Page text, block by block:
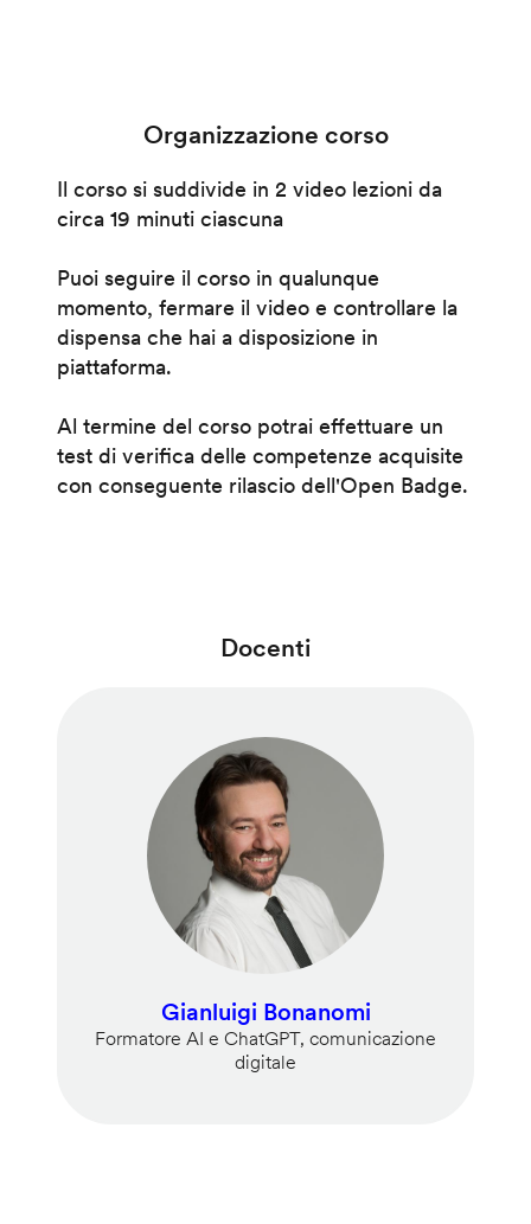
Organizzazione corso
Il corso si suddivide in 2 video lezioni da
circa 19 minuti ciascuna
Puoi seguire il corso in qualunque
momento, fermare il video e controllare la
dispensa che hai a disposizione in
piattaforma.
Al termine del corso potrai effettuare un
test di verifica delle competenze acquisite
con conseguente rilascio dell'Open Badge.
Docenti
Gianluigi Bonanomi
Formatore AI e ChatGPT, comunicazione
digitale